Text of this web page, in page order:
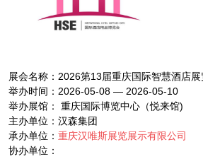
展会名称：2026第13届重庆国际智慧酒店展
举办时间：2026-05-08 — 2026-05-10
举办展馆： 重庆国际博览中心（悦来馆)
主办单位：汉森集团
承办单位： 重庆汉唯斯展览展示有限公司
协办单位：